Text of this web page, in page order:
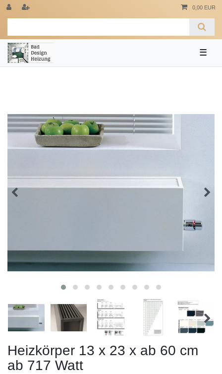
0,00 EUR
☰
Heizkörper 13 x 23 x ab 60 cm
ab 717 Watt